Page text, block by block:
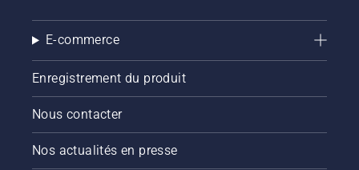
E-commerce
Enregistrement du produit
Nous contacter
Nos actualités en presse